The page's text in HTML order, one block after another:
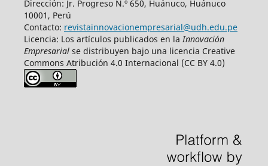
Dirección: Jr. Progreso N.º 650, Huánuco, Huánuco
10001, Perú
Contacto: revistainnovacionempresarial@udh.edu.pe
Licencia: Los artículos publicados en la Innovación
Empresarialse distribuyen bajo una licencia Creative
Commons Atribución 4.0 Internacional (CC BY 4.0)